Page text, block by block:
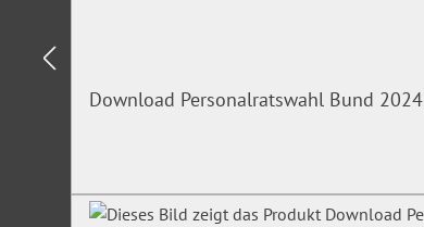
Download Personalratswahl Bund 2024